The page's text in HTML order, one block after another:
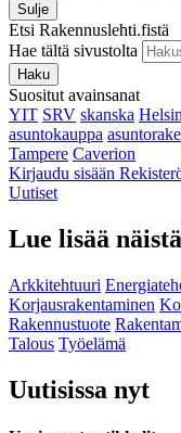
Sulje
Etsi Rakennuslehti.fistä
Hae tältä sivustolta
Haku
Suositut avainsanat
YIT SRV skanska
asuntokauppa
Tampere Caverion
Kirjaudu sisään
Uutiset
Lue lisää
Arkkitehtuuri
Korjausrakentaminen
Rakennustuote
Talous Työelämä
Uutisissa nyt